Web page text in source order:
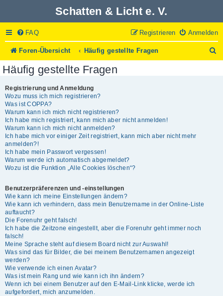
Schatten & Licht e. V.
FAQ Anmelden
Registrieren
Foren-Übersicht Häufig gestellte Fragen
u
Häufig gestellte Fragen
Registrierung und Anmeldung
Wozu muss ich mich registrieren?
Was ist COPPA?
Warum kann ich mich nicht registrieren?
Ich habe mich registriert, kann mich aber nicht anmelden!
Warum kann ich mich nicht anmelden?
Ich habe mich vor einiger Zeit registriert, kann mich aber nicht mehr
anmelden?!
Ich habe mein Passwort vergessen!
Warum werde ich automatisch abgemeldet?
Wozu ist die Funktion „Alle Cookies löschen“?
Benutzerpräferenzen und -einstellungen
Wie kann ich meine Einstellungen ändern?
Wie kann ich verhindern, dass mein Benutzername in der Online-Liste
auftaucht?
Die Forenuhr geht falsch!
Ich habe die Zeitzone eingestellt, aber die Forenuhr geht immer noch
falsch!
Meine Sprache steht auf diesem Board nicht zur Auswahl!
Was sind das für Bilder, die bei meinem Benutzernamen angezeigt
werden?
Wie verwende ich einen Avatar?
Was ist mein Rang und wie kann ich ihn ändern?
Wenn ich bei einem Benutzer auf den E-Mail-Link klicke, werde ich
aufgefordert, mich anzumelden.